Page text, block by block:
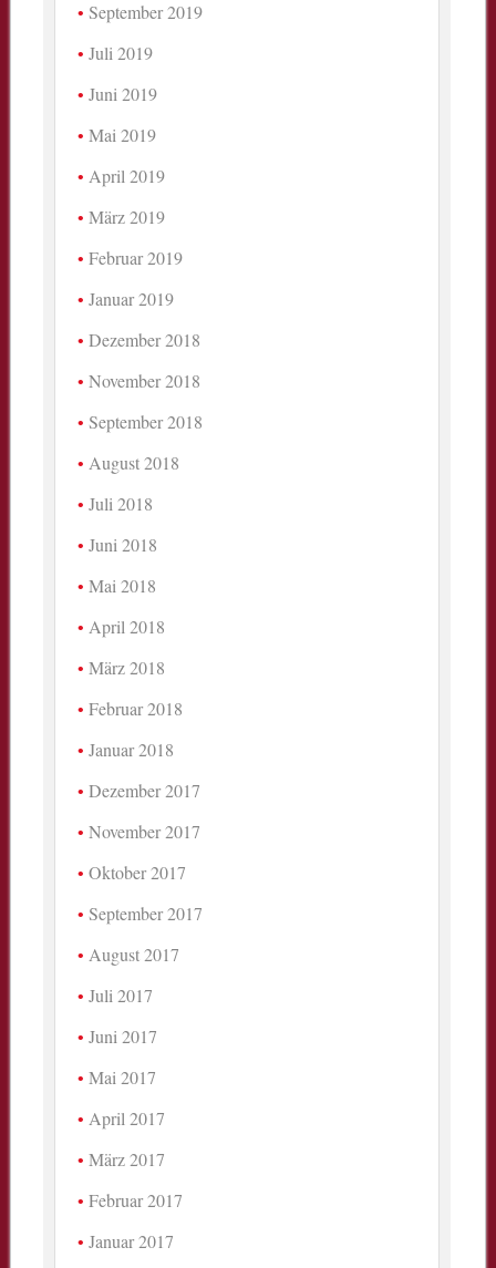
September 2019
Juli 2019
Juni 2019
Mai 2019
April 2019
März 2019
Februar 2019
Januar 2019
Dezember 2018
November 2018
September 2018
August 2018
Juli 2018
Juni 2018
Mai 2018
April 2018
März 2018
Februar 2018
Januar 2018
Dezember 2017
November 2017
Oktober 2017
September 2017
August 2017
Juli 2017
Juni 2017
Mai 2017
April 2017
März 2017
Februar 2017
Januar 2017